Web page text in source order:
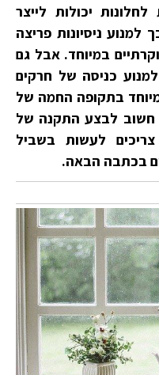
יכולות לייצר
למנוע ניסיונות פריצה
במיוחד. אבל גם
כניסה של חרקים
בתקופה החמה של
חשוב לבצע התקנה של
לעשות בשביל
בכתבה הבאה.